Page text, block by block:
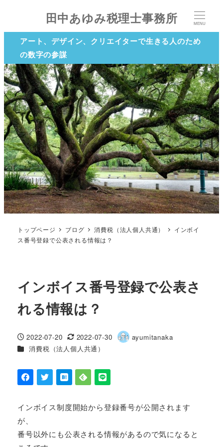
田中あゆみ税理士事務所 MENU
アート、デザイン、クリエイターで生きる人のため
の数字の参謀
トップページ ブログ 消費税（法人個人共通）
インボイ
ス番号登録で公表される情報は？
インボイス番号登録で公表さ
れる情報は？
投稿日
2022-07-20
更新日
2022-07-30
著
ayumitanaka
カテゴリー
消費税（法人個人共通）
インボイス制度開始から登録番号が公開されます
が、
番号以外にも公表される情報があるので気になると